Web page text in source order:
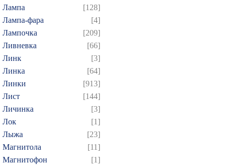
Лампа
[128]
Лампа-фара
[4]
Лампочка
[209]
Ливневка
[66]
Линк
[3]
Линка
[64]
Линки
[913]
Лист
[144]
Личинка
[3]
Лок
[1]
Лыжа
[23]
Магнитола
[11]
Магнитофон
[1]